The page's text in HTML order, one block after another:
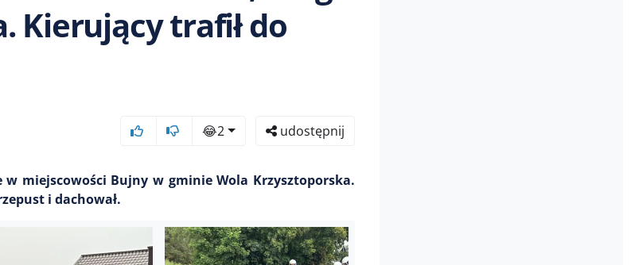
Kierujący trafił do
😂2 udostępnij
miejscowości Bujny w gminie Wola Krzysztoporska.
i dachował.